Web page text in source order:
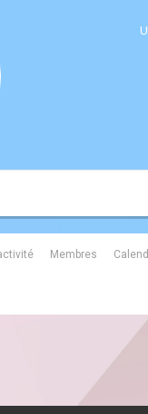
Membres